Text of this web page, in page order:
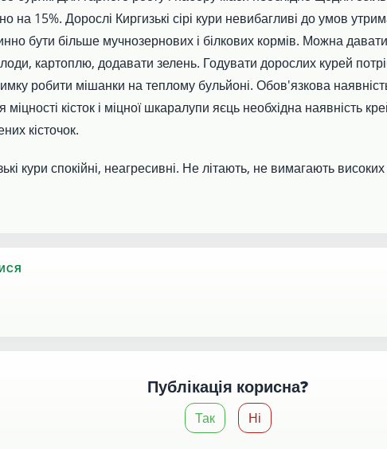
на 15%. Дорослі Киргизькі сірі кури невибагливі до умов
бути більше мучнозернових і білкових кормів. Можна
картоплю, додавати зелень. Годувати дорослих курей
робити мішанки на теплому бульйоні. Обов'язкова
міцності кісток і міцної шкаралупи яєць необхідна наявність
кісточок.
кури спокійні, неагресивні. Не літають, не вимагають
Публікація корисна?
Так Ні